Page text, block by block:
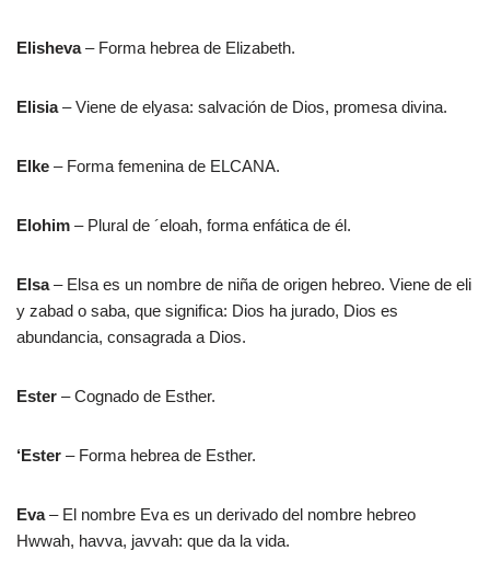
Elisheva– Forma hebrea de Elizabeth.
Elisia– Viene de elyasa: salvación de Dios, promesa divina.
Elke – Forma femenina de ELCANA.
Elohim – Plural de ´eloah, forma enfática de él.
Elsa– Elsa es un nombre de niña de origen hebreo. Viene de eli
y zabad o saba, que significa: Dios ha jurado, Dios es
abundancia, consagrada a Dios.
Ester – Cognado de Esther.
‘Ester – Forma hebrea de Esther.
Eva– El nombre Eva es un derivado del nombre hebreo
Hwwah, havva, javvah: que da la vida.